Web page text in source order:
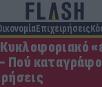
Επιχειρήσεις
Πού